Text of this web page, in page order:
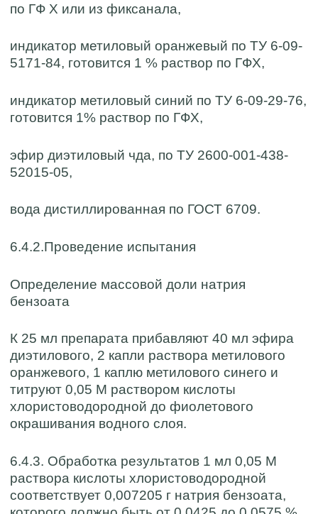
по ГФ Х или из фиксанала,
индикатор метиловый оранжевый по ТУ 6-09-
5171-84, готовится 1 % раствор по ГФХ,
индикатор метиловый синий по ТУ 6-09-29-76,
готовится 1% раствор по ГФХ,
эфир диэтиловый чда, по ТУ 2600-001-438-
52015-05,
вода дистиллированная по ГОСТ 6709.
6.4.2.Проведение испытания
Определение массовой доли натрия
бензоата
К 25 мл препарата прибавляют 40 мл эфира
диэтилового, 2 капли раствора метилового
оранжевого, 1 каплю метилового синего и
титруют 0,05 М раствором кислоты
хлористоводородной до фиолетового
окрашивания водного слоя.
6.4.3. Обработка результатов 1 мл 0,05 М
раствора кислоты хлористоводородной
соответствует 0,007205 г натрия бензоата,